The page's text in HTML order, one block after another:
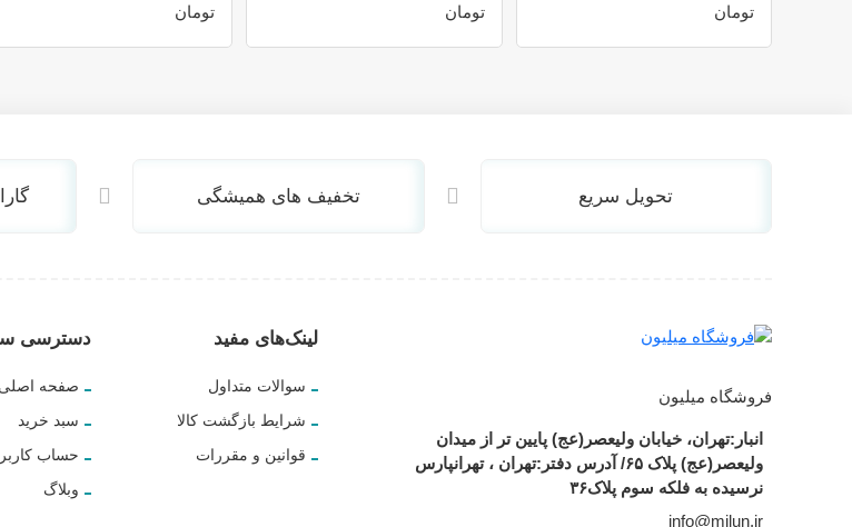
تومان
تومان
تومان
تحویل سریع تخفیف های همیشگی
فروشگاه میلیون
انبار:تهران، خیابان ولیعصر(عج) پایین تر از میدان
ولیعصر(عج) پلاک ۶۵/ آدرس دفتر:تهران ، تهرانپارس
نرسیده به فلکه سوم پلاک۳۶
info@milun.ir
لینک‌های مفید
سوالات متداول
شرایط بازگشت کالا
قوانین و مقررات
دسترسی
صفحه اصلی
سبد خرید
حساب
وبلاگ